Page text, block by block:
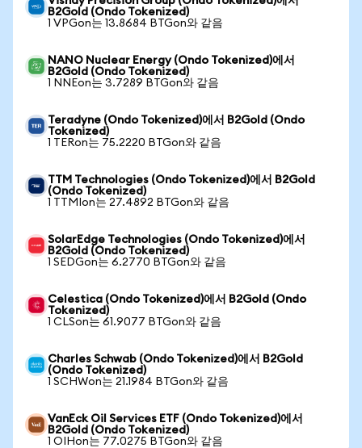
B2Gold (Ondo Tokenized)
1 VPGon는 13.8684 BTGon와 같음
NANO Nuclear Energy (Ondo Tokenized)에서
B2Gold (Ondo Tokenized)
1 NNEon는 3.7289 BTGon와 같음
Teradyne (Ondo Tokenized)에서 B2Gold (Ondo
Tokenized)
1 TERon는 75.2220 BTGon와 같음
TTM Technologies (Ondo Tokenized)에서 B2Gold
(Ondo Tokenized)
1 TTMIon는 27.4892 BTGon와 같음
SolarEdge Technologies (Ondo Tokenized)에서
B2Gold (Ondo Tokenized)
1 SEDGon는 6.2770 BTGon와 같음
Celestica (Ondo Tokenized)에서 B2Gold (Ondo
Tokenized)
1 CLSon는 61.9077 BTGon와 같음
Charles Schwab (Ondo Tokenized)에서 B2Gold
(Ondo Tokenized)
1 SCHWon는 21.1984 BTGon와 같음
VanEck Oil Services ETF (Ondo Tokenized)에서
B2Gold (Ondo Tokenized)
1 OIHon는 77.0275 BTGon와 같음